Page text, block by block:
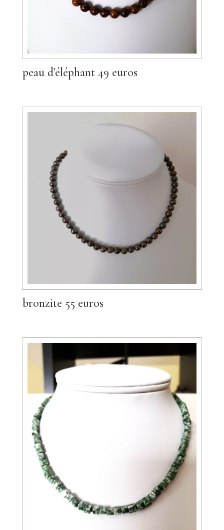
peau d’éléphant 49 euros
bronzite 55 euros